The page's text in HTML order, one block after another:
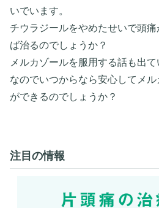
いでいます。
チウラジールをやめたせいで頭
ば治るのでしょうか？
メルカゾールを服用する話も出
なのでいつからなら安心してメ
ができるのでしょうか？
注目の情報